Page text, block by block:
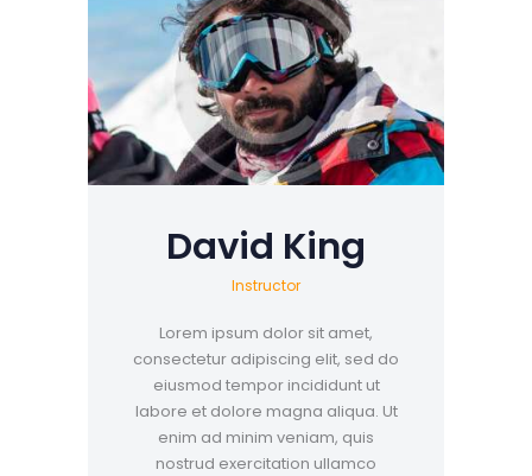
David King
Instructor
Lorem ipsum dolor sit amet,
consectetur adipiscing elit, sed do
eiusmod tempor incididunt ut
labore et dolore magna aliqua. Ut
enim ad minim veniam, quis
nostrud exercitation ullamco